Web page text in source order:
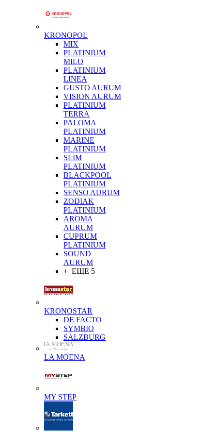
KRONOPOL
MIX
PLATINIUM
MILO
PLATINIUM
LINEA
GUSTO AURUM
VISION AURUM
PLATINIUM
TERRA
PALOMA
PLATINIUM
MARINE
PLATINIUM
SLIM
PLATINIUM
BLACKPOOL
PLATINIUM
SENSO AURUM
ZODIAK
PLATINIUM
AROMA
AURUM
CUPRUM
PLATINIUM
SOUND
AURUM
+ ЕЩЕ 5
KRONOSTAR
DE FACTO
SYMBIO
SALZBURG
LA MOENA
MY STEP